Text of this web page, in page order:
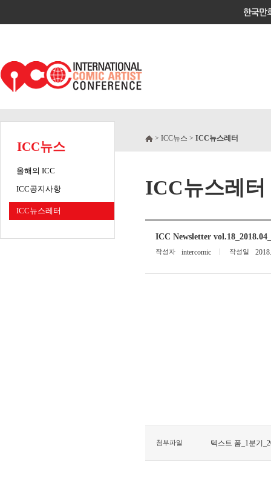
ICC뉴스
올해의 ICC
ICC공지사항
ICC뉴스레터
> ICC뉴스 > ICC뉴스레터
ICC뉴스레터
ICC Newsletter
작성자 intercomic 작성일
첨부파일 텍스트 폼_1분기